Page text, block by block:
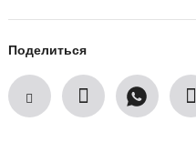
Поделиться